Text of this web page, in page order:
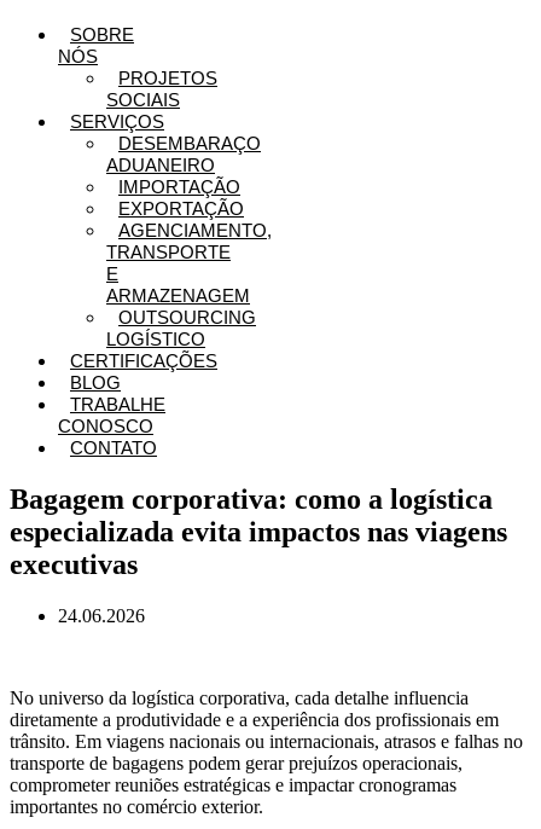
SOBRE
NÓS
PROJETOS
SOCIAIS
SERVIÇOS
DESEMBARAÇO
ADUANEIRO
IMPORTAÇÃO
EXPORTAÇÃO
AGENCIAMENTO,
TRANSPORTE
E
ARMAZENAGEM
OUTSOURCING
LOGÍSTICO
CERTIFICAÇÕES
BLOG
TRABALHE
CONOSCO
CONTATO
Bagagem corporativa: como a logística
especializada evita impactos nas viagens
executivas
24.06.2026
No universo da logística corporativa, cada detalhe influencia
diretamente a produtividade e a experiência dos profissionais em
trânsito. Em viagens nacionais ou internacionais, atrasos e falhas no
transporte de bagagens podem gerar prejuízos operacionais,
comprometer reuniões estratégicas e impactar cronogramas
importantes no comércio exterior.